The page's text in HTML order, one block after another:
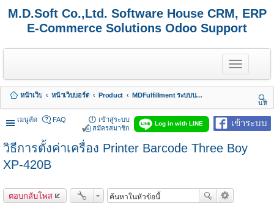
M.D.Soft Co.,Ltd. Software House CRM, ERP
E-Commerce Solutions Odoo Support
T
o
g
e
n
a
i
g
หน้าเว็บ หน้าเว็บบอร์ด Product
MDFulfillment ระบบบริการงานเก็บ แพค ส่ง
นห
า
เมนูลัด
เข้าระบบ
Log in with LINE
FAQ
เข้าสู่ระบบ
สมัครสมาชิก
วิธีการตั้งค่าเครื่อง Printer Barcode Three Boy
XP-420B
ตอบกลับโพส